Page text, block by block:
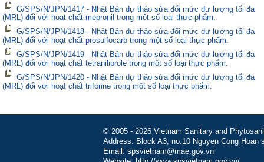
G/SPS/N/JPN/1417 - Nhật Bản dự thảo sửa đổi mức dư lượng tối đa
(MRL) đối với hoạt chất mepronil trong một số loại thực phẩm.
G/SPS/N/JPN/1418 - Nhật Bản dự thảo sửa đổi mức dư lượng tối đa
(MRL) đối với hoạt chất prosulfocarb trong một số loại thực phẩm.
G/SPS/N/JPN/1419 - Nhật Bản dự thảo sửa đổi mức dư lượng tối đa
(MRL) đối với hoạt chất tetraniliprole trong một số loại thực phẩm.
G/SPS/N/JPN/1420 - Nhật Bản dự thảo sửa đổi mức dư lượng tối đa
(MRL) đối với hoạt chất triforine trong một số loại thực phẩm.
© 2005 - 2026 Vietnam Sanitary and
Address: Block A3, no.10 Nguyen Cong Hoan
Email: spsvietnam@mae.gov.vn